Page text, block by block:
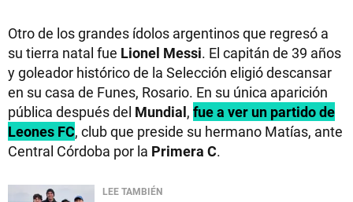
Otro de los grandes ídolos argentinos que regresó a
su tierra natal fue Lionel Messi. El capitán de 39 años
y goleador histórico de la Selección eligió descansar
en su casa de Funes, Rosario. En su única aparición
pública después del Mundial, fue a ver un partido de
Leones FC, club que preside su hermano Matías, ante
Central Córdoba por la Primera C.
LEE TAMBIÉN